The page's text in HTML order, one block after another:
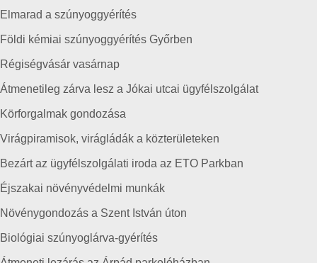
Elmarad a szúnyoggyérítés
Földi kémiai szúnyoggyérítés Győrben
Régiségvásár vasárnap
Átmenetileg zárva lesz a Jókai utcai ügyfélszolgálat
Körforgalmak gondozása
Virágpiramisok, virágládák a közterületeken
Bezárt az ügyfélszolgálati iroda az ETO Parkban
Éjszakai növényvédelmi munkák
Növénygondozás a Szent István úton
Biológiai szúnyoglárva-gyérítés